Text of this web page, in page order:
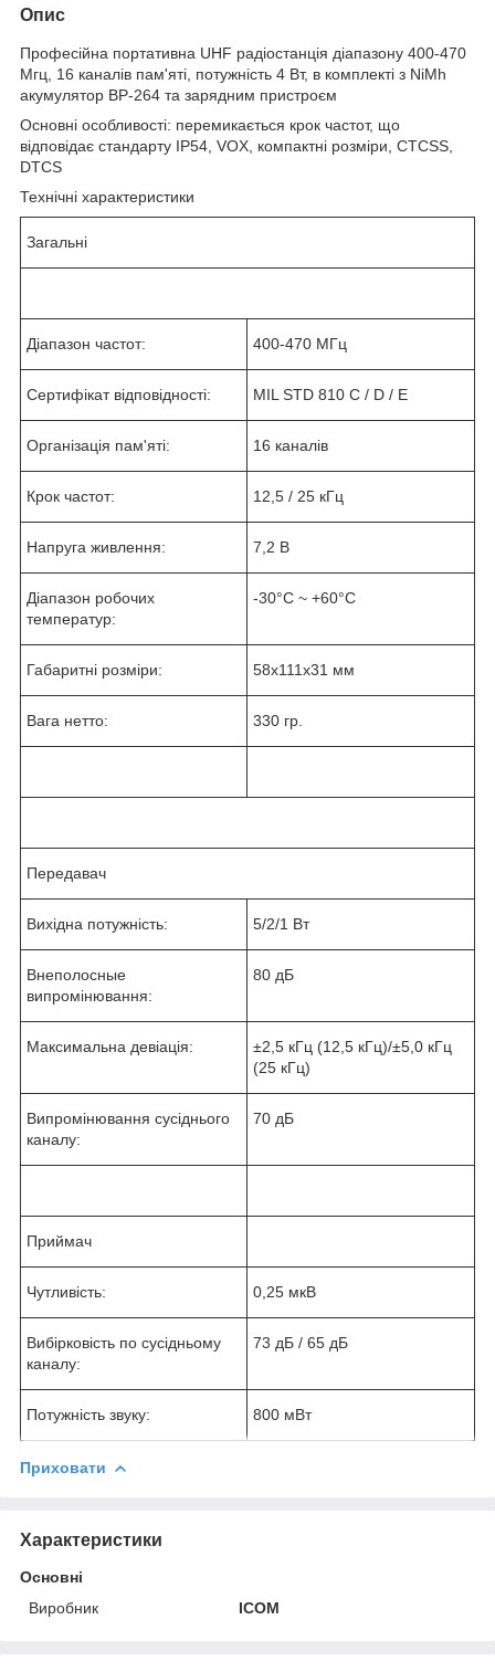
Опис
Професійна портативна UHF радіостанція діапазону 400-470
Мгц, 16 каналів пам'яті, потужність 4 Вт, в комплекті з NiMh
акумулятор BP-264 та зарядним пристроєм
Основні особливості: перемикається крок частот, що
відповідає стандарту IP54, VOX, компактні розміри, CTCSS,
DTCS
Технічні характеристики
Загальні
Діапазон частот: 400-470 МГц
Сертифікат відповідності: MIL STD 810 C / D / E
Організація пам'яті: 16 каналів
Крок частот: 12,5 / 25 кГц
Напруга живлення: 7,2 В
Діапазон робочих
температур:
-30°С ~ +60°С
Габаритні розміри: 58x111x31 мм
Вага нетто: 330 гр.
Передавач
Вихідна потужність: 5/2/1 Вт
Внеполосные
випромінювання:
80 дБ
Максимальна девіація:
±2,5 кГц (12,5 кГц)/±5,0 кГц
(25 кГц)
Випромінювання сусіднього
каналу:
70 дБ
Приймач
Чутливість: 0,25 мкВ
Вибірковість по сусідньому
каналу:
73 дБ / 65 дБ
Потужність звуку: 800 мВт
Приховати
Характеристики
Основні
Виробник
ICOM